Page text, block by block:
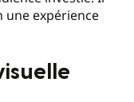
une expérience